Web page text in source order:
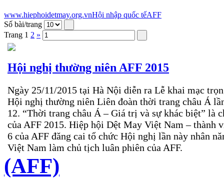
www.hiephoidetmay.org.vnHội nhập quốc tếAFF
Số bài/trang
Trang 1 2 »
Hội nghị thường niên AFF 2015
Ngày 25/11/2015 tại Hà Nội diễn ra Lễ khai mạc
Hội nghị thường niên Liên đoàn thời trang châu Á
12. “Thời trang châu Á – Giá trị và sự khác biệt” là
của AFF 2015. Hiệp hội Dệt May Việt Nam – thành
6 của AFF đăng cai tổ chức Hội nghị lần này nhân
Việt Nam làm chủ tịch luân phiên của AFF.
(AFF)